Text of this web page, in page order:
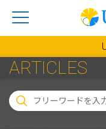
ARTICLES